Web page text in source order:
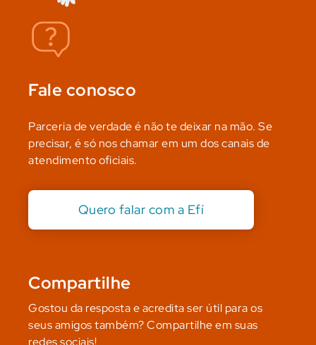
Fale conosco
Parceria de verdade é não te deixar na mão. Se
precisar, é só nos chamar em um dos canais de
atendimento oficiais.
Quero falar com a Efí
Compartilhe
Gostou da resposta e acredita ser útil para os
seus amigos também? Compartilhe em suas
redes sociais!